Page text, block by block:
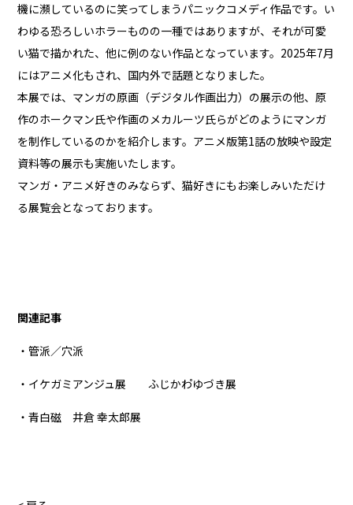
機に瀕しているのに笑ってしまうパニックコメディ作品です。い
わゆる恐ろしいホラーものの一種ではありますが、それが可愛
い猫で描かれた、他に例のない作品となっています。2025年7月
にはアニメ化もされ、国内外で話題となりました。
本展では、マンガの原画（デジタル作画出力）の展示の他、原
作のホークマン氏や作画のメカルーツ氏らがどのようにマンガ
を制作しているのかを紹介します。アニメ版第1話の放映や設定
資料等の展示も実施いたします。
マンガ・アニメ好きのみならず、猫好きにもお楽しみいただけ
る展覧会となっております。
関連記事
・管派／穴派
・イケガミアンジュ展 ふじかわ゚ゆづき展
・青白磁 井倉 幸太郎展